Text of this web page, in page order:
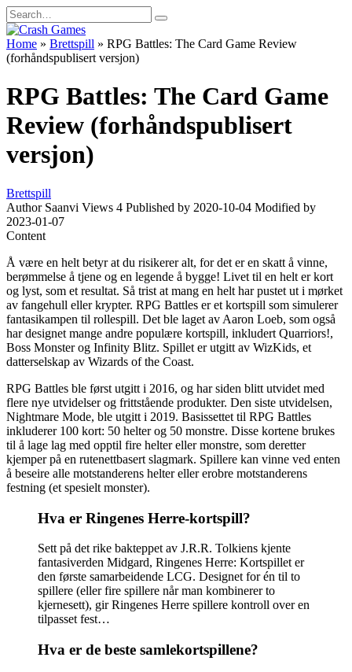
Skip
to
content
Search
for:
Home » Brettspill » RPG Battles: The Card Game Review
(forhåndspublisert versjon)
RPG Battles: The Card Game
Review (forhåndspublisert
versjon)
Brettspill
Author Saanvi Views 4 Published by 2020-10-04 Modified by
2023-01-07
Content
Å være en helt betyr at du risikerer alt, for det er en skatt å vinne,
berømmelse å tjene og en legende å bygge! Livet til en helt er kort
og lyst, som et resultat. Så trist at mang en helt har pustet ut i mørket
av fangehull eller krypter. RPG Battles er et kortspill som simulerer
fantasikampen til rollespill. Det ble laget av Aaron Loeb, som også
har designet mange andre populære kortspill, inkludert Quarriors!,
Boss Monster og Infinity Blitz. Spillet er utgitt av WizKids, et
datterselskap av Wizards of the Coast.
RPG Battles ble først utgitt i 2016, og har siden blitt utvidet med
flere nye utvidelser og frittstående produkter. Den siste utvidelsen,
Nightmare Mode, ble utgitt i 2019. Basissettet til RPG Battles
inkluderer 100 kort: 50 helter og 50 monstre. Disse kortene brukes
til å lage lag med opptil fire helter eller monstre, som deretter
kjemper på en rutenettbasert slagmark. Spillere kan vinne ved enten
å beseire alle motstanderens helter eller erobre motstanderens
festning (et spesielt monster).
Hva er Ringenes Herre-kortspill?
Sett på det rike bakteppet av J.R.R. Tolkiens kjente
fantasiverden Midgard, Ringenes Herre: Kortspillet er
den første samarbeidende LCG. Designet for én til to
spillere (eller fire spillere når man kombinerer to
kjernesett), gir Ringenes Herre spillere kontroll over en
tilpasset fest…
Hva er de beste samlekortspillene?